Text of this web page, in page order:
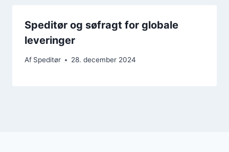
Speditør og søfragt for globale
leveringer
Af Speditør 28. december 2024